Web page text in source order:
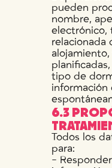
pueden
nombre,
electrónico,
relacionada
tipo de
información
6.3
Todos los
para:
-